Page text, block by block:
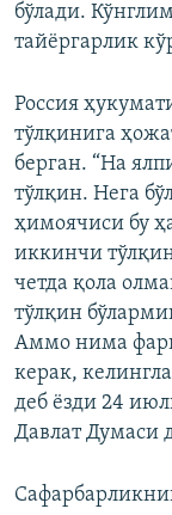
бўлади.
тайёргарлик
Россия
тўлқинига
берган. “На
тўлқин. Нега
ҳимоячиси бу
иккинчи
четда қола
тўлқин
Аммо нима
керак,
деб ёзди 24
Давлат Думаси